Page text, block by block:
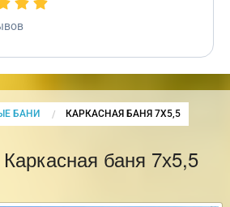
БАНИ CURRENT:
КАРКАСНАЯ БАНЯ 7Х5,5
баня 7х5,5